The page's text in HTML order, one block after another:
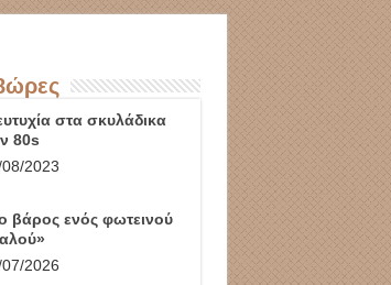
στα σκυλάδικα
80s
2023
βάρος ενός φωτεινού
2026